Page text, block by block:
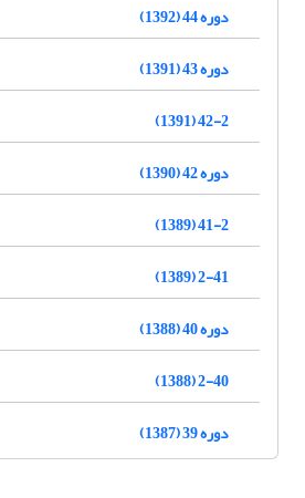
دوره 44 (1392)
دوره 43 (1391)
42-2 (1391)
دوره 42 (1390)
41-2 (1389)
2-41 (1389)
دوره 40 (1388)
2-40 (1388)
دوره 39 (1387)